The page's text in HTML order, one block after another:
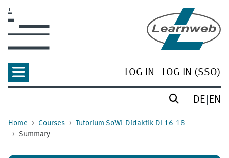
LOG IN LOG IN (SSO)
DE EN
Home Courses
Tutorium SoWi-Didaktik DI 16-18
Summary